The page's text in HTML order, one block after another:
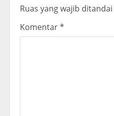
e
R
Ruas yang wajib ditandai
Komentar*